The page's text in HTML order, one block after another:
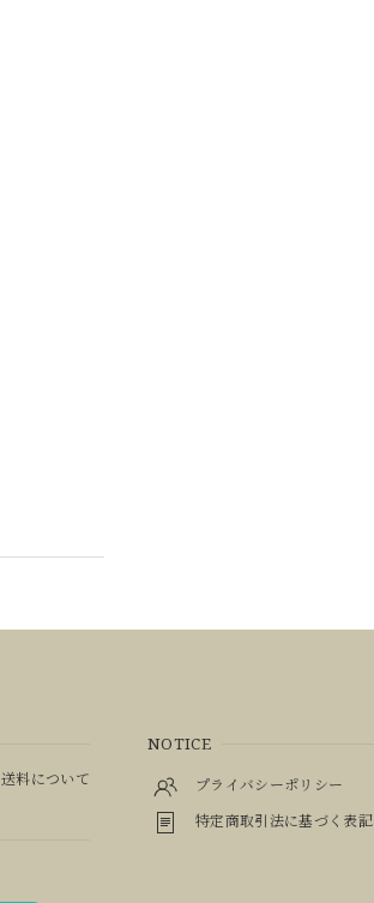
送料について
NOTICE
プライバシーポリシー
特定商取引法に基づく表記